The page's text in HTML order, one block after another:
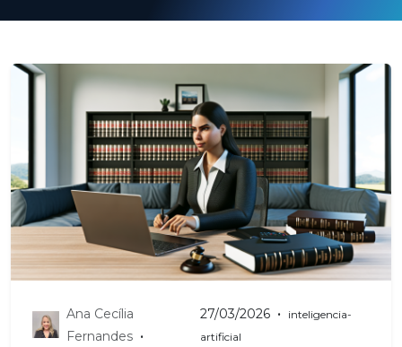
Ana Cecília
Fernandes •
27/03/2026 •
inteligencia-
artificial